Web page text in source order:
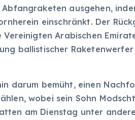
ausgehen,
einschränkt. Der
Arabischen
ballistischer
darum bemüht, einen
wobei sein Sohn
am Dienstag unter